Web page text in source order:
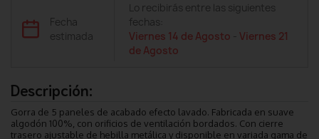
Fecha
estimada
Lo recibirás entre las siguientes
fechas:
Viernes 14 de Agosto -Viernes 21
de Agosto
Descripción:
Gorra de 5 paneles de acabado efecto lavado. Fabricada en suave
algodón 100%, con orificios de ventilación bordados. Con cierre
trasero ajustable de hebilla metálica y disponible en variada gama de